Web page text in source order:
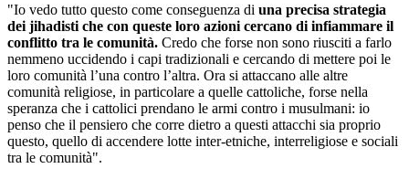
"Io vedo tutto questo come conseguenza di una precisa strategia
dei jihadisti che con queste loro azioni cercano di infiammare il
conflitto tra le comunità. Credo che forse non sono riusciti a farlo
nemmeno uccidendo i capi tradizionali e cercando di mettere poi le
loro comunità l’una contro l’altra. Ora si attaccano alle altre
comunità religiose, in particolare a quelle cattoliche, forse nella
speranza che i cattolici prendano le armi contro i musulmani: io
penso che il pensiero che corre dietro a questi attacchi sia proprio
questo, quello di accendere lotte inter-etniche, interreligiose e sociali
tra le comunità".